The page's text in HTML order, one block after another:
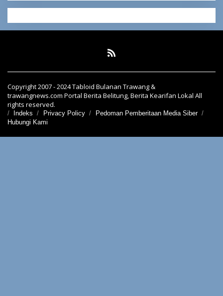
Copyright 2007 - 2024 Tabloid Bulanan Trawang &
trawangnews.com Portal Berita Belitung, Berita Kearifan Lokal All
rights reserved.
Indeks Privacy Policy
Pedoman Pemberitaan Media Siber
Hubungi Kami